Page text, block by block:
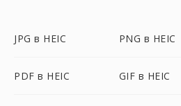
JPG в HEIC PNG в HEIC
PDF в HEIC GIF в HEIC